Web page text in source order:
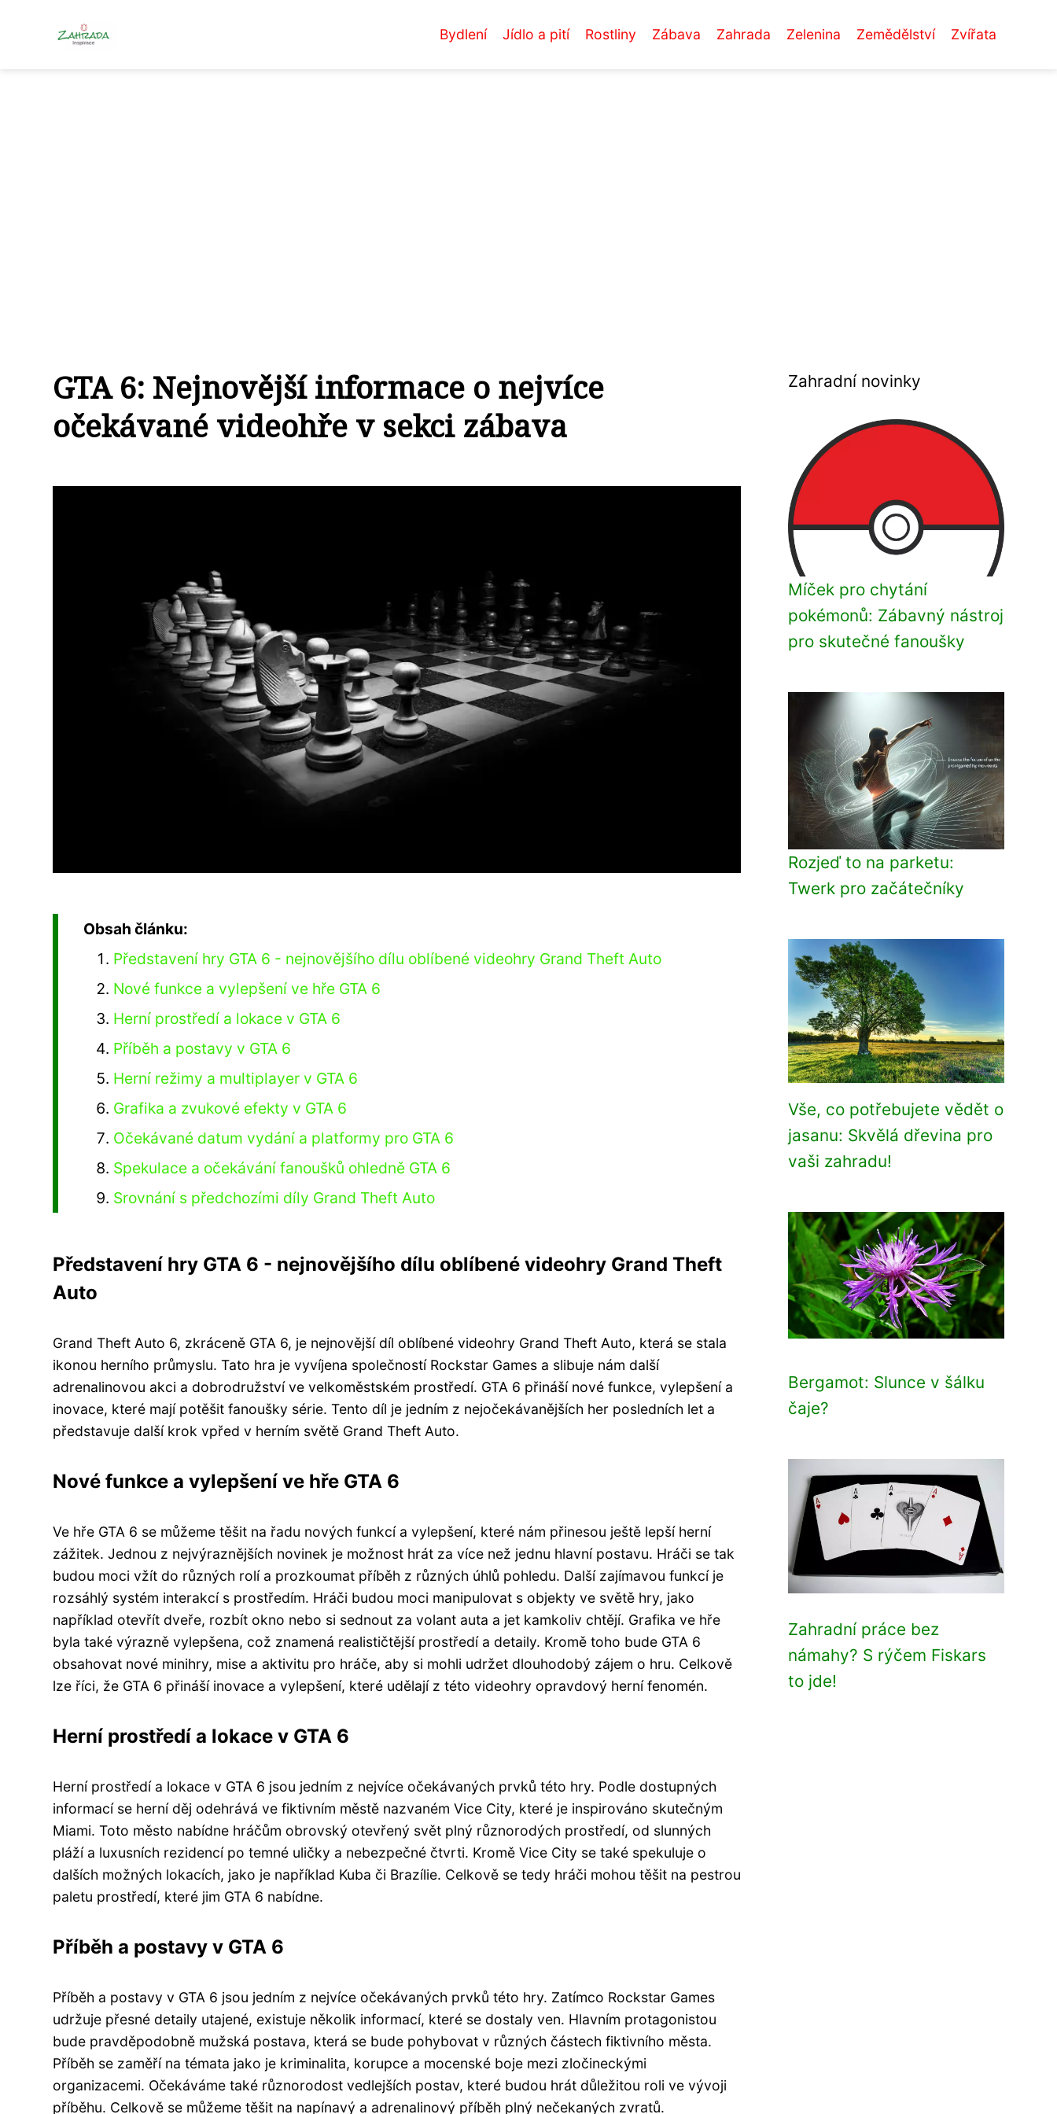
Bydlení Jídlo a pití Rostliny Zábava Zahrada Zelenina Zemědělství Zvířata
GTA 6: Nejnovější informace o nejvíce
očekávané videohře v sekci zábava
Obsah článku:
Představení hry GTA 6 - nejnovějšího dílu oblíbené videohry Grand Theft Auto
Nové funkce a vylepšení ve hře GTA 6
Herní prostředí a lokace v GTA 6
Příběh a postavy v GTA 6
Herní režimy a multiplayer v GTA 6
Grafika a zvukové efekty v GTA 6
Očekávané datum vydání a platformy pro GTA 6
Spekulace a očekávání fanoušků ohledně GTA 6
Srovnání s předchozími díly Grand Theft Auto
Představení hry GTA 6 - nejnovějšího dílu oblíbené videohry Grand Theft
Auto
Grand Theft Auto 6, zkráceně GTA 6, je nejnovější díl oblíbené videohry Grand Theft Auto, která se stala
ikonou herního průmyslu. Tato hra je vyvíjena společností Rockstar Games a slibuje nám další
adrenalinovou akci a dobrodružství ve velkoměstském prostředí. GTA 6 přináší nové funkce, vylepšení a
inovace, které mají potěšit fanoušky série. Tento díl je jedním z nejočekávanějších her posledních let a
představuje další krok vpřed v herním světě Grand Theft Auto.
Nové funkce a vylepšení ve hře GTA 6
Ve hře GTA 6 se můžeme těšit na řadu nových funkcí a vylepšení, které nám přinesou ještě lepší herní
zážitek. Jednou z nejvýraznějších novinek je možnost hrát za více než jednu hlavní postavu. Hráči se tak
budou moci vžít do různých rolí a prozkoumat příběh z různých úhlů pohledu. Další zajímavou funkcí je
rozsáhlý systém interakcí s prostředím. Hráči budou moci manipulovat s objekty ve světě hry, jako
například otevřít dveře, rozbít okno nebo si sednout za volant auta a jet kamkoliv chtějí. Grafika ve hře
byla také výrazně vylepšena, což znamená realističtější prostředí a detaily. Kromě toho bude GTA 6
obsahovat nové minihry, mise a aktivitu pro hráče, aby si mohli udržet dlouhodobý zájem o hru. Celkově
lze říci, že GTA 6 přináší inovace a vylepšení, které udělají z této videohry opravdový herní fenomén.
Herní prostředí a lokace v GTA 6
Herní prostředí a lokace v GTA 6 jsou jedním z nejvíce očekávaných prvků této hry. Podle dostupných
informací se herní děj odehrává ve fiktivním městě nazvaném Vice City, které je inspirováno skutečným
Miami. Toto město nabídne hráčům obrovský otevřený svět plný různorodých prostředí, od slunných
pláží a luxusních rezidencí po temné uličky a nebezpečné čtvrti. Kromě Vice City se také spekuluje o
dalších možných lokacích, jako je například Kuba či Brazílie. Celkově se tedy hráči mohou těšit na pestrou
paletu prostředí, které jim GTA 6 nabídne.
Příběh a postavy v GTA 6
Příběh a postavy v GTA 6 jsou jedním z nejvíce očekávaných prvků této hry. Zatímco Rockstar Games
udržuje přesné detaily utajené, existuje několik informací, které se dostaly ven. Hlavním protagonistou
bude pravděpodobně mužská postava, která se bude pohybovat v různých částech fiktivního města.
Příběh se zaměří na témata jako je kriminalita, korupce a mocenské boje mezi zločineckými
organizacemi. Očekáváme také různorodost vedlejších postav, které budou hrát důležitou roli ve vývoji
příběhu. Celkově se můžeme těšit na napínavý a adrenalinový příběh plný nečekaných zvratů.
Zahradní novinky
Míček pro chytání
pokémonů: Zábavný nástroj
pro skutečné fanoušky
Rozjeď to na parketu:
Twerk pro začátečníky
Vše, co potřebujete vědět o
jasanu: Skvělá dřevina pro
vaši zahradu!
Bergamot: Slunce v šálku
čaje?
Zahradní práce bez
námahy? S rýčem Fiskars
to jde!